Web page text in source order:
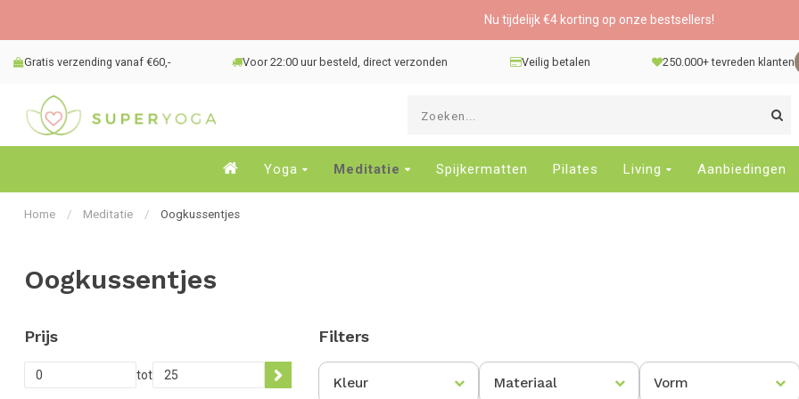
Nu tijdelijk €4 korting op onze bestsellers!
Gratis verzending vanaf €60,- Voor 22:00 uur besteld, direct verzonden Veilig betalen 250.000+ tevreden klanten
Yoga Meditatie Spijkermatten Pilates Living Aanbiedingen
Home / Meditatie / Oogkussentjes
Oogkussentjes
Prijs
tot
Filters
Kleur Materiaal Vorm